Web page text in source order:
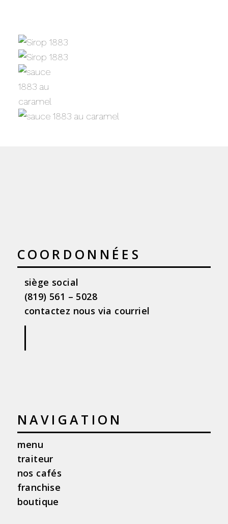
COORDONNÉES
siège social
(819) 561 – 5028
contactez nous via courriel
NAVIGATION
menu
traiteur
nos cafés
franchise
boutique